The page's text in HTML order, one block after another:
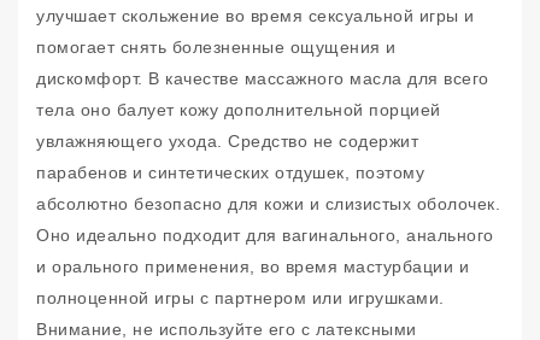
улучшает скольжение во время сексуальной игры и
помогает снять болезненные ощущения и
дискомфорт. В качестве массажного масла для всего
тела оно балует кожу дополнительной порцией
увлажняющего ухода. Средство не содержит
парабенов и синтетических отдушек, поэтому
абсолютно безопасно для кожи и слизистых оболочек.
Оно идеально подходит для вагинального, анального
и орального применения, во время мастурбации и
полноценной игры с партнером или игрушками.
Внимание, не используйте его с латексными